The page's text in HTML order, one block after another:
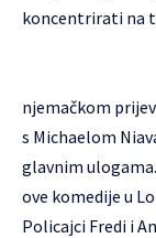
koncentrirati na
njemačkom
s Michaelom
glavnim
ove komedije u
Policajci Fredi i